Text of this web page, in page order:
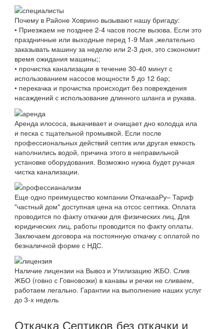
Почему в Районе Ховрино вызывают нашу бригаду:
• Приезжаем не позднее 2-4 часов после вызова. Если это
праздничные или выходные перед 1-9 Мая ,желательно
заказывать машину за неделю или 2-3 дня, это сэкономит
время ожидания машины;;
• прочистка канализации в течение 30-40 минут с
использованием насосов мощности 5 до 12 бар;
• перекачка и прочистка происходит без повреждения
насаждений с использование длинного шланга и рукава.
Аренда илососа, выкачивает и очищает дно колодца ила
и песка с тщательной промывкой. Если после
профессиональных действий септик или другая емкость
наполнились водой, причина этого в неправильной
установке оборудования. Возможно нужна будет ручная
чистка канализации.
Еще одно преимущество компании ОткачкааРу– Тариф
"частный дом" доступная цена на отсос септика. Оплата
проводится по факту откачки для физических лиц, Для
юридических лиц, работы проводится по факту оплаты.
Заключаем договора на постоянную откачку с оплатой по
безналичной форме с НДС.
Наличие лицензии на Вывоз и Утилизацию ЖБО. Слив
ЖБО (говно с Говновозки) в канавы и речки не сливаем,
работаем легально. Гарантии на выполнение наших услуг
до 3-х недель
Откачка Септиков без откачки и